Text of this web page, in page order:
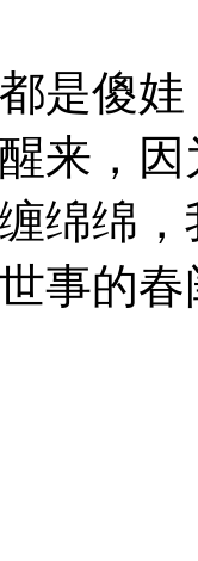
傻娃
来，
绵绵
事的